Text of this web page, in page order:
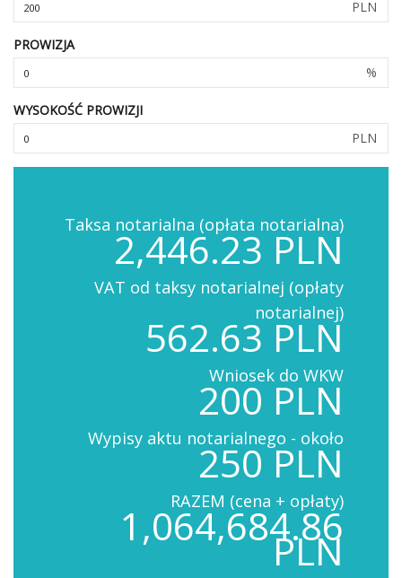
PLN
PROWIZJA
%
WYSOKOŚĆ PROWIZJI
PLN
Taksa notarialna (opłata notarialna)
2,446.23 PLN
VAT od taksy notarialnej (opłaty
notarialnej)
562.63 PLN
Wniosek do WKW
200 PLN
Wypisy aktu notarialnego - około
250 PLN
RAZEM (cena + opłaty)
1,064,684.86
PLN